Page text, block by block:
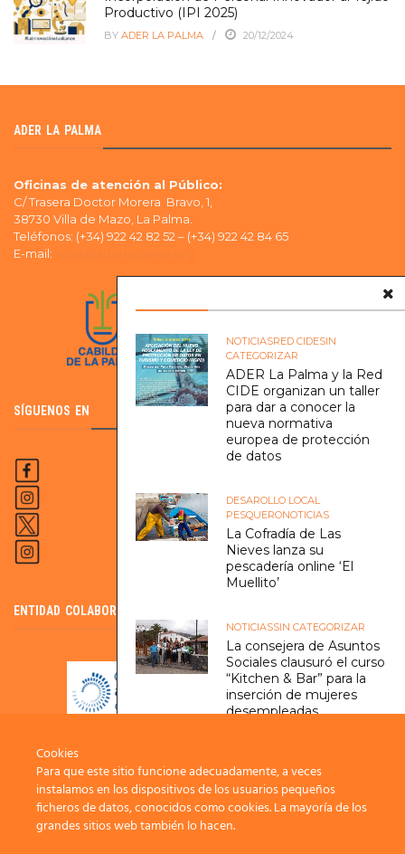
NOTICIASRED CIDESIN
CATEGORIZAR
ADER La Palma y la Red
CIDE organizan un taller
para dar a conocer la
nueva normativa
europea de protección
de datos
DESAROLLO LOCAL
PESQUERONOTICIAS
La Cofradía de Las
Nieves lanza su
pescadería online ‘El
Muellito’
NOTICIASSIN CATEGORIZAR
La consejera de Asuntos
Sociales clausuró el curso
“Kitchen & Bar” para la
inserción de mujeres
desempleadas
El Cabildo pone en
marcha el programa de
compostaje doméstico
para promover su
Productivo (IPI 2025)
BY ADER LA PALMA 20/12/2024
ADER LA PALMA
Oficinas de atención al Público:
C/ Trasera Doctor Morera Bravo, 1,
38730 Villa de Mazo, La Palma.
Teléfonos: (+34) 922 42 82 52 – (+34) 922 42 84 65
E-mail:
SÍGUENOS EN
ENTIDAD COLABORADORA DEL SCE
Cookies
Para que este sitio funcione adecuadamente, a veces
instalamos en los dispositivos de los usuarios pequeños
ficheros de datos, conocidos como cookies. La mayoría de los
grandes sitios web también lo hacen.